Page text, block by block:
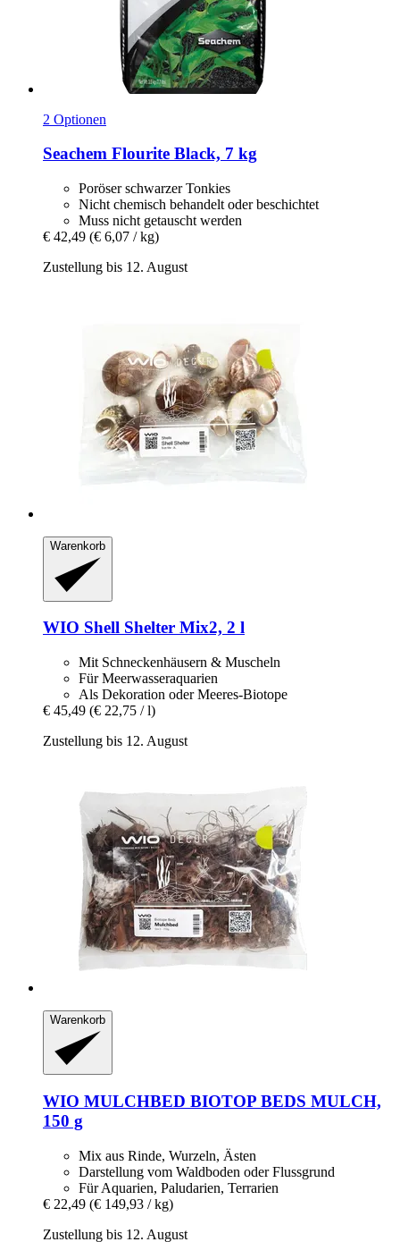
2 Optionen
Seachem Flourite Black, 7 kg
Poröser schwarzer Tonkies
Nicht chemisch behandelt oder beschichtet
Muss nicht getauscht werden
€ 42,49 (€ 6,07 / kg)
Zustellung bis 12. August
Warenkorb
WIO Shell Shelter Mix2, 2 l
Mit Schneckenhäusern & Muscheln
Für Meerwasseraquarien
Als Dekoration oder Meeres-Biotope
€ 45,49 (€ 22,75 / l)
Zustellung bis 12. August
Warenkorb
WIO MULCHBED BIOTOP BEDS MULCH,
150 g
Mix aus Rinde, Wurzeln, Ästen
Darstellung vom Waldboden oder Flussgrund
Für Aquarien, Paludarien, Terrarien
€ 22,49 (€ 149,93 / kg)
Zustellung bis 12. August